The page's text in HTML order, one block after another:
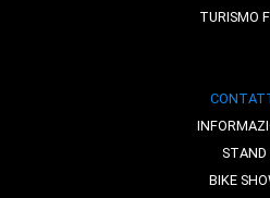
TURISMO
STAND
BIKE